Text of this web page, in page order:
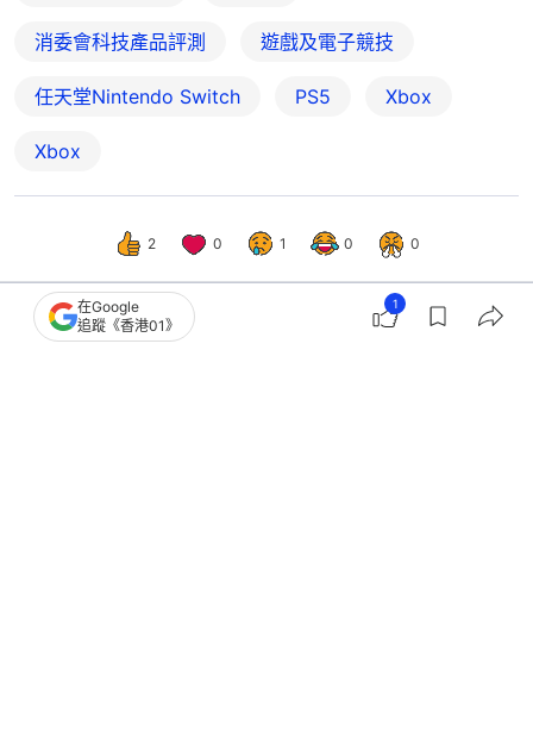
消委會科技產品評測 遊戲及電子競技
任天堂Nintendo Switch PS5 Xbox
Xbox
2 0 1 0 0
在Google
追蹤《香港01》
1